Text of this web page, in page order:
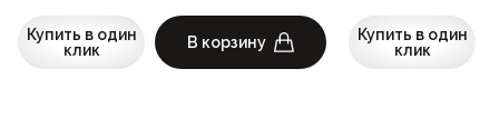
Купить в один
клик
В корзину
Купить в один
клик